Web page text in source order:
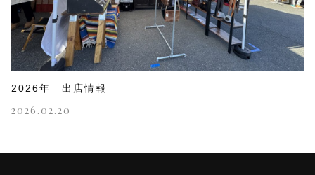
2026年 出店情報
2026.02.20